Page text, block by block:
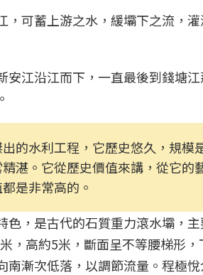
，可蓄上游之水，緩壩下之流，
安江沿江而下，一直最後到錢塘
的水利工程，它歷史悠久，規模
湛。它從歷史價值來講，從它的
是非常高的。
色，是古代的石質重力滾水壩，
，高約5米，斷面呈不等腰梯形
南漸次低落，以調節流量。程極悅